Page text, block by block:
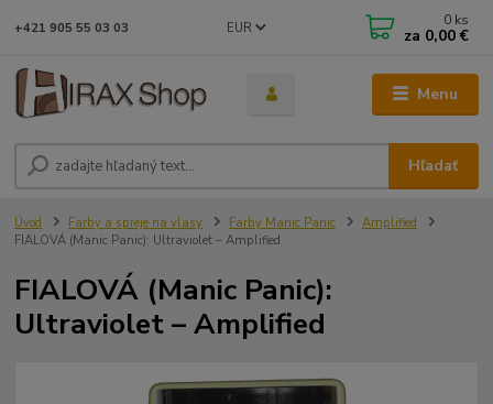
Menu
EUR
Hľadať
+421 905 55 03 03 0 ks
za 0,00 €
Úvod Farby a spreje na vlasy Farby Manic Panic
Amplified
FIALOVÁ (Manic Panic): Ultraviolet – Amplified
FIALOVÁ (Manic Panic):
Ultraviolet – Amplified